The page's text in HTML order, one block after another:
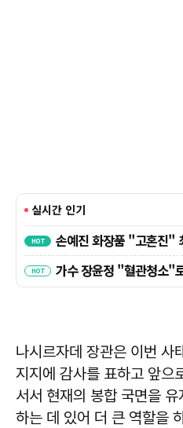
나시르자데 장관은 이번 사
지지에 감사를 표하고 앞으
서서 현재의 봉합 국면을
하는 데 있어 더 큰 역할을